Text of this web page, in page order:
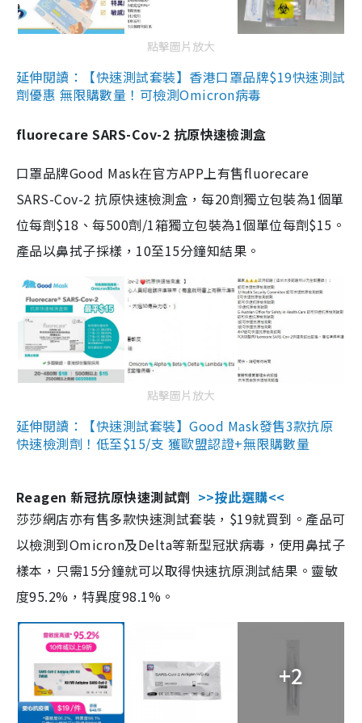
點擊圖片放大
延伸閱讀：【快速測試套裝】香港口罩品牌$19快速測試
劑優惠 無限購數量！可檢測Omicron病毒
fluorecare SARS-Cov-2 抗原快速檢測盒
口罩品牌Good Mask在官方APP上有售fluorecare
SARS-Cov-2 抗原快速檢測盒，每20劑獨立包裝為1個單
位每劑$18、每500劑/1箱獨立包裝為1個單位每劑$15。
產品以鼻拭子採樣，10至15分鐘知結果。
點擊圖片放大
延伸閱讀：【快速測試套裝】Good Mask發售3款抗原
快速檢測劑！低至$15/支 獲歐盟認證+無限購數量
Reagen 新冠抗原快速測試劑 >>按此選購<<
莎莎網店亦有售多款快速測試套裝，$19就買到。產品可
以檢測到Omicron及Delta等新型冠狀病毒，使用鼻拭子
樣本，只需15分鐘就可以取得快速抗原測試結果。靈敏
度95.2%，特異度98.1%。
+2